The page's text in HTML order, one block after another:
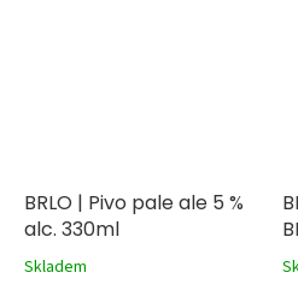
BRLO | Pivo pale ale 5 %
alc. 330ml
Skladem